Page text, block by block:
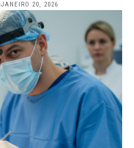
JANEIRO 20, 2026